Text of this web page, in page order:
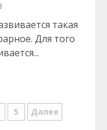
такая
Для того
5 Далее